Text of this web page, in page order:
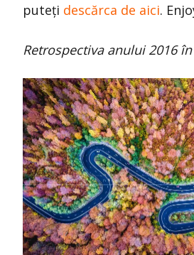
puteți descărca de aici.
Retrospectiva anului 2016